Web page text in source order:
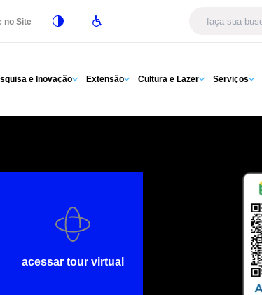
no Site
e Inovação Extensão Cultura e Lazer Serviços
acessar tour virtual